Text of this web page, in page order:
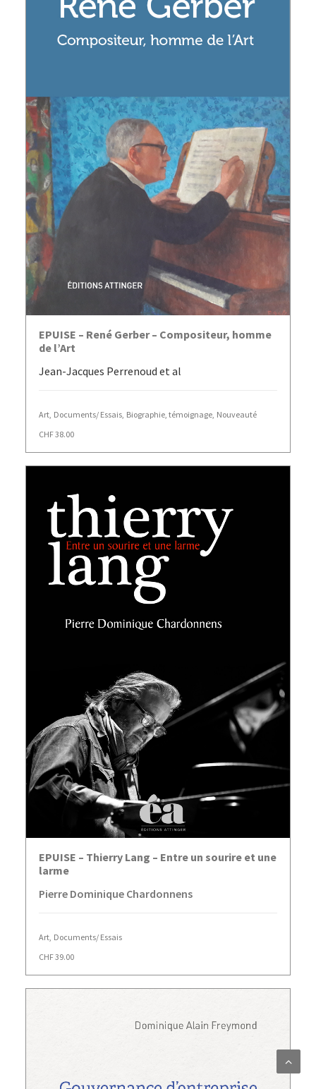
AJOUTER AU PANIER
EPUISE – René Gerber – Compositeur, homme
de l’Art
Jean-Jacques Perrenoud et al
Art, Documents/ Essais, Biographie, témoignage, Nouveauté
CHF38.00
AJOUTER AU PANIER
EPUISE – Thierry Lang – Entre un sourire et une
larme
Pierre Dominique Chardonnens
Art Documents/ Essais
CHF39.00